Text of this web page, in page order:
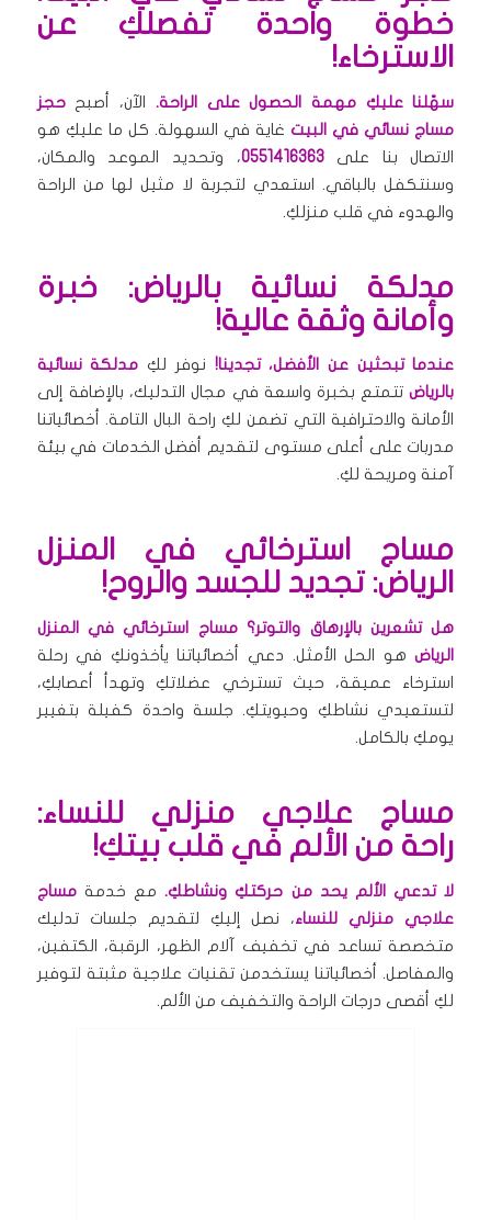
خطوة واحدة تفصلكِ عن
الاسترخاء!
سهّلنا عليكِ مهمة الحصول على الراحة. الآن، أصبححجز
مساج نسائي في البيتغاية في السهولة. كل ما عليكِ هو
الاتصال بنا على0551416363، وتحديد الموعد والمكان،
وسنتكفل بالباقي. استعدي لتجربة لا مثيل لها من الراحة
والهدوء في قلب منزلكِ.
مدلكة نسائية بالرياض: خبرة
وأمانة وثقة عالية!
عندما تبحثين عن الأفضل، تجدينا! نوفر لكِ مدلكة نسائية
بالرياضتتمتع بخبرة واسعة في مجال التدليك، بالإضافة إلى
الأمانة والاحترافية التي تضمن لكِ راحة البال التامة. أخصائياتنا
مدربات على أعلى مستوى لتقديم أفضل الخدمات في بيئة
آمنة ومريحة لكِ.
مساج استرخائي في المنزل
الرياض: تجديد للجسد والروح!
هل تشعرين بالإرهاق والتوتر؟ مساج استرخائي في المنزل
الرياضهو الحل الأمثل. دعي أخصائياتنا يأخذونكِ في رحلة
استرخاء عميقة، حيث تسترخي عضلاتكِ وتهدأ أعصابكِ،
لتستعيدي نشاطكِ وحيويتكِ. جلسة واحدة كفيلة بتغيير
يومكِ بالكامل.
مساج علاجي منزلي للنساء:
راحة من الألم في قلب بيتكِ!
لا تدعي الألم يحد من حركتكِ ونشاطكِ. مع خدمةمساج
علاجي منزلي للنساء، نصل إليكِ لتقديم جلسات تدليك
متخصصة تساعد في تخفيف آلام الظهر، الرقبة، الكتفين،
والمفاصل. أخصائياتنا يستخدمن تقنيات علاجية مثبتة لتوفير
لكِ أقصى درجات الراحة والتخفيف من الألم.